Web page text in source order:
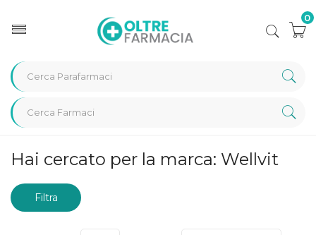
0
Home Marche parafarmaci Wellvit
Hai cercato per la marca: Wellvit
Filtra